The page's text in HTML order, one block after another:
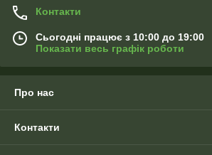
Контакти
Сьогодні працює з 10:00 до 19:00
Показати весь графік роботи
Про нас
Контакти